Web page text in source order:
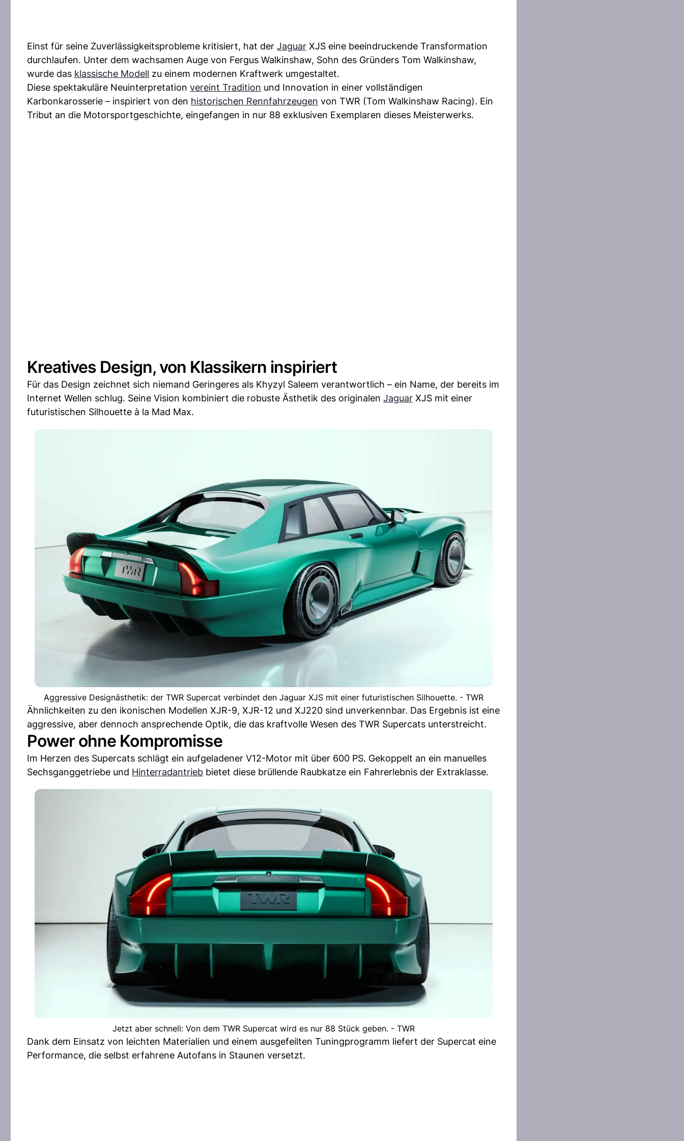
Einst für seine Zuverlässigkeitsprobleme kritisiert, hat der Jaguar XJS eine beeindruckende Transformation
durchlaufen. Unter dem wachsamen Auge von Fergus Walkinshaw, Sohn des Gründers Tom Walkinshaw,
wurde das klassische Modell zu einem modernen Kraftwerk umgestaltet.
Diese spektakuläre Neuinterpretation vereint Tradition und Innovation in einer vollständigen
Karbonkarosserie – inspiriert von den historischen Rennfahrzeugen von TWR (Tom Walkinshaw Racing). Ein
Tribut an die Motorsportgeschichte, eingefangen in nur 88 exklusiven Exemplaren dieses Meisterwerks.
Kreatives Design, von Klassikern inspiriert
Für das Design zeichnet sich niemand Geringeres als Khyzyl Saleem verantwortlich – ein Name, der bereits im
Internet Wellen schlug. Seine Vision kombiniert die robuste Ästhetik des originalen Jaguar XJS mit einer
futuristischen Silhouette à la Mad Max.
Aggressive Designästhetik: der TWR Supercat verbindet den Jaguar XJS mit einer futuristischen Silhouette. - TWR
Ähnlichkeiten zu den ikonischen Modellen XJR-9, XJR-12 und XJ220 sind unverkennbar. Das Ergebnis ist eine
aggressive, aber dennoch ansprechende Optik, die das kraftvolle Wesen des TWR Supercats unterstreicht.
Power ohne Kompromisse
Im Herzen des Supercats schlägt ein aufgeladener V12-Motor mit über 600 PS. Gekoppelt an ein manuelles
Sechsganggetriebe und Hinterradantrieb bietet diese brüllende Raubkatze ein Fahrerlebnis der Extraklasse.
Jetzt aber schnell: Von dem TWR Supercat wird es nur 88 Stück geben. - TWR
Dank dem Einsatz von leichten Materialien und einem ausgefeilten Tuningprogramm liefert der Supercat eine
Performance, die selbst erfahrene Autofans in Staunen versetzt.